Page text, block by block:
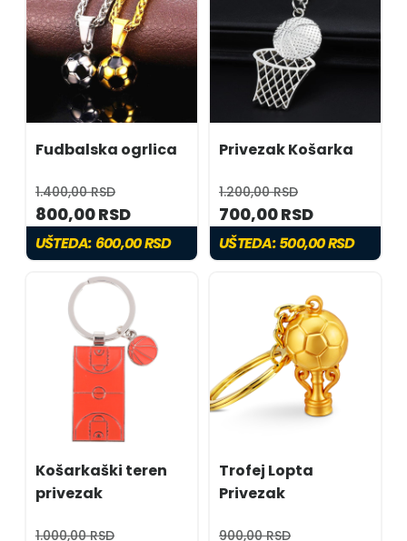
Fudbalska ogrlica
1.400,00 RSD
800,00 RSD
UŠTEDA: 600,00 RSD
Privezak Košarka
1.200,00 RSD
700,00 RSD
UŠTEDA:500,00 RSD
Košarkaški teren
privezak
1.000,00 RSD
Trofej Lopta
Privezak
900,00 RSD